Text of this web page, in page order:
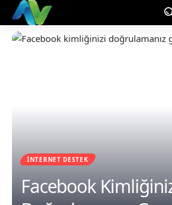
İNTERNET DESTEK
Facebook